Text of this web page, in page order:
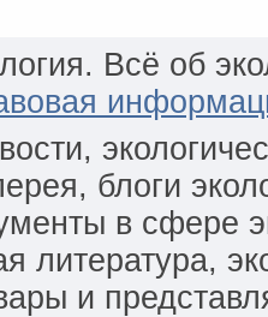
Всё об
блоги
в сфере
литература,
и